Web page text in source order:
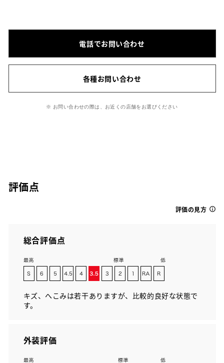
電話でお問い合わせ
各種お問い合わせ
※ お問い合わせの際は、お近くの店舗をお選びください
評価点
評価の見方
総合評価点
キズ、へこみは若干ありますが、比較的良好な状態で
す。
外装評価